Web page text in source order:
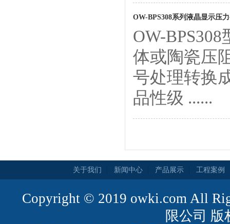
OW-BPS308系列液晶显示压
OW-
体或陶瓷压
号处理转换
品性级 ......
关于我们 新闻中心 产品展示 工程案例
Copyright © 2019 owki.com All
限公司 版